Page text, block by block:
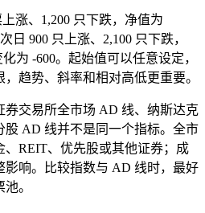
涨、1,200 只下跌，净值为
日 900 只上涨、2,100 只下跌，
为 -600。起始值可以任意设定，
趋势、斜率和相对高低更重要。
券交易所全市场 AD 线、纳斯达克
股 AD 线并不是同一个指标。全市
REIT、优先股或其他证券；成
影响。比较指数与 AD 线时，最好
。